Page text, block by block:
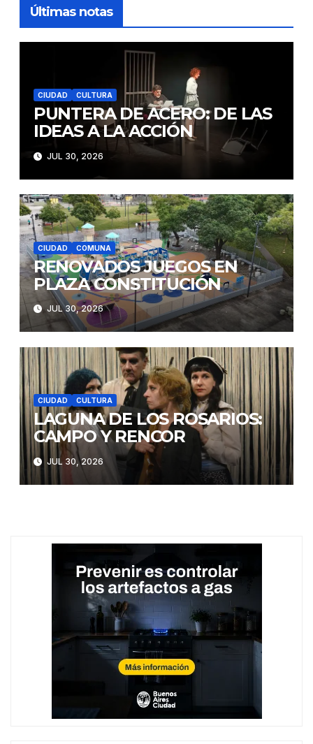
Últimas notas
CIUDAD CULTURA
PUNTERA DE ACERO: DE LAS
IDEAS A LA ACCIÓN
JUL 30, 2026
CIUDAD COMUNA
RENOVADOS JUEGOS EN
PLAZA CONSTITUCIÓN
JUL 30, 2026
CIUDAD CULTURA
LAGUNA DE LOS ROSARIOS:
CAMPO Y RENCOR
JUL 30, 2026